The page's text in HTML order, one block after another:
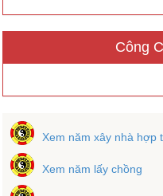
Công
Xem năm xây nhà hợp
Xem năm lấy chồng